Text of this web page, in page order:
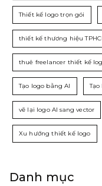
Thiết kế logo trọn gói
thiết kế thương hiệu
thuê freelancer thiết kế
Tạo logo bằng AI
vẽ lại logo AI sang vector
Xu hướng thiết kế logo
Danh mục